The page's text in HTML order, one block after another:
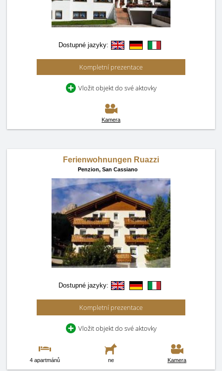
Dostupné jazyky:
Kompletní prezentace
Vložit objekt do své aktovky
Kamera
Ferienwohnungen Ruazzi
Penzion, San Cassiano
Dostupné jazyky:
Kompletní prezentace
Vložit objekt do své aktovky
4 apartmánů ne Kamera